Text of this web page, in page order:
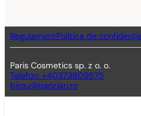
Regulament Politica de
Paris Cosmetics sp. z o. o.
Telefon: +40373809575
birou@parizian.ro